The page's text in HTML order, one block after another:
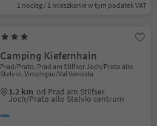
1 nocleg / 1 mieszkanie w tym podatek VAT
Camping Kiefernhain
Prad/Prato, Prad am Stilfser Joch/Prato allo
Stelvio, Vinschgau/Val Venosta
1.2 km od Prad am Stilfser
Joch/Prato allo Stelvio centrum